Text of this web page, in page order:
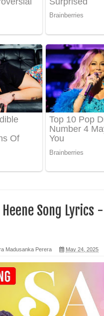
නිසා ගීතයේ පද පෙළ
පෙළ
දිලෙනා ගීතයේ පද පෙළ
පද පෙළ
පද පෙළ
පද පෙළ
පෙළ
අලුතින් ලියන්න ගීතයේ පද පෙළ
පද පෙළ
Heene Song
Madusanka Perera May 24, 2025